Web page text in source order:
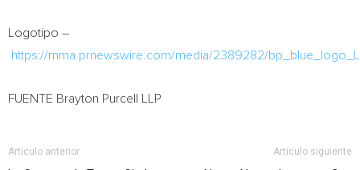
Logotipo –
https://mma.prnewswire.com/media/2389282/
FUENTE Brayton Purcell LLP
Artículo anterior Artículo siguiente